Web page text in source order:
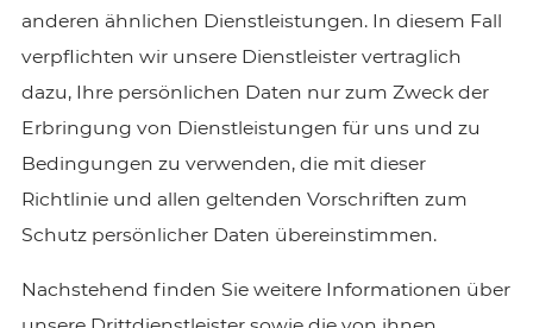
anderen ähnlichen Dienstleistungen. In diesem Fall
verpflichten wir unsere Dienstleister vertraglich
dazu, Ihre persönlichen Daten nur zum Zweck der
Erbringung von Dienstleistungen für uns und zu
Bedingungen zu verwenden, die mit dieser
Richtlinie und allen geltenden Vorschriften zum
Schutz persönlicher Daten übereinstimmen.
Nachstehend finden Sie weitere Informationen über